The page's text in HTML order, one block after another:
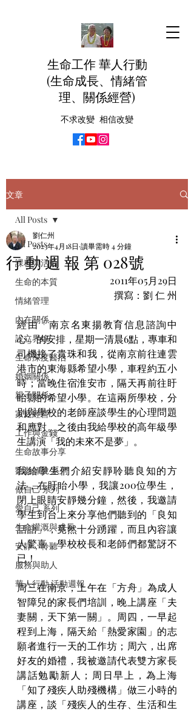
生命工作 華人行動
(生命成長、情緒管
理、關係經營)
不求改變 相信改變
文章
All Posts
課程與活動
生命的本質
情緒管理
內在關係
設立界線
生命深度醫治
婚姻關係
親子關係
家庭經營
工作與金錢
生命故事分享
劉老師說 系列
做自己 系列
愛自己 系列
生命灌溉與成長
安靜，聆聽
服務與助人
華人行動 活動週報
All Posts
行 動 週 報 第 028號
劉仁州
2023年4月18日 讀畢需時 4 分鐘
2011年05月29日
撰寫：劉 仁 州
經由「南京名東揚教育信息諮詢中
心」的安排，星期一清晨6點，專車和
司機接了貴珠和我，從南京前往連雲
港市的東海縣希望小學，車程約五小
時；當晚住宿淮安市，隔天再前往盱
眙縣的希望小學。在這兩所學校，分
別與學校的老師座談學生的心理問題
和應對。之後由我給學校的高年級學
生講演「我的未來不是夢」。
我給學生們介紹安靜聆聽良知的方
法，在盱眙小學，我讓200位學生，
閉上眼睛安靜幾分鐘，然後，我邀請
學生到台上來分享他們聽到的「良知
話語」，竟然十分踴躍，而且內容讓
人驚喜，學校校長和老師們都驚訝不
已！
周三在南京，上午在「方舟」為成人
智障兒的家長們培訓，晚上講座「夫
妻關，天下第一關」。周四，一早起
程到上海，隔天給「熱愛家園」的志
願者進行一天的工作坊；周六，出席
好友的婚禮，我被邀請代表雙方家長
講話勉勵新人；周日早上，為上海
「知了殘疾人助殘機構」做三小時的
講座，談「殘疾人的生存、生活和生